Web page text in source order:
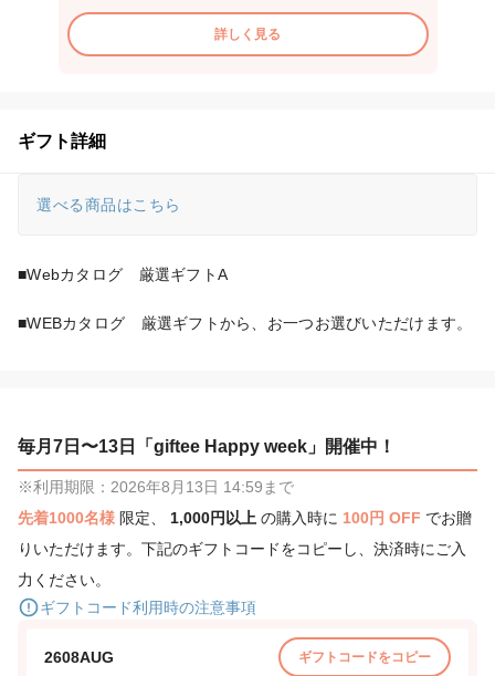
詳しく見る
ギフト詳細
選べる商品はこちら
■Webカタログ　厳選ギフトA
■WEBカタログ　厳選ギフトから、お一つお選びいただけます。
毎月7日〜13日「giftee Happy week」開催中！
※利用期限：2026年8月13日 14:59まで
先着1000名様 限定、 1,000円以上 の購入時に 100円 OFF でお贈
りいただけます。下記のギフトコードをコピーし、決済時にご入
力ください。
ギフトコード利用時の注意事項
2608AUG ギフトコードをコピー